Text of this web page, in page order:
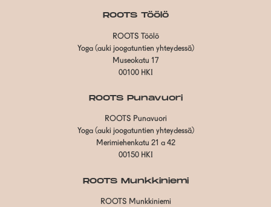
ROOTS Töölö
ROOTS Töölö
Yoga (auki joogatuntien yhteydessä)
Museokatu 17
00100 HKI
ROOTS Punavuori
ROOTS Punavuori
Yoga (auki joogatuntien yhteydessä)
Merimiehenkatu 21 a 42
00150 HKI
ROOTS Munkkiniemi
ROOTS Munkkiniemi